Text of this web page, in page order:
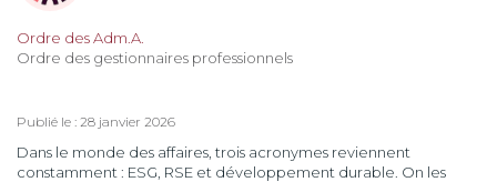
Ordre des Adm.A.
Ordre des gestionnaires professionnels
Publié le : 28 janvier 2026
Dans le monde des affaires, trois acronymes reviennent
constamment : ESG, RSE et développement durable. On les